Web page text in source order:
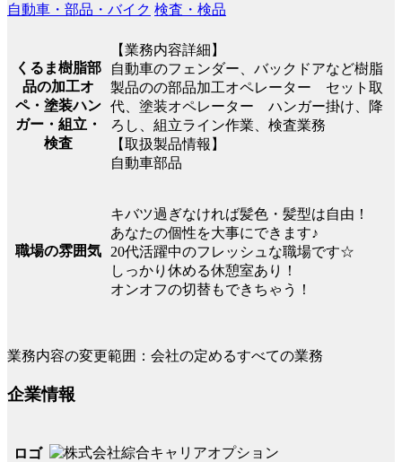
自動車・部品・バイク 検査・検品
くるま樹脂部
品の加工オ
ペ・塗装ハン
ガー・組立・
検査
【業務内容詳細】
自動車のフェンダー、バックドアなど樹脂
製品のの部品加工オペレーター セット取
代、塗装オペレーター ハンガー掛け、降
ろし、組立ライン作業、検査業務
【取扱製品情報】
自動車部品
職場の雰囲気
キバツ過ぎなければ髪色・髪型は自由！
あなたの個性を大事にできます♪
20代活躍中のフレッシュな職場です☆
しっかり休める休憩室あり！
オンオフの切替もできちゃう！
業務内容の変更範囲：会社の定めるすべての業務
企業情報
ロゴ